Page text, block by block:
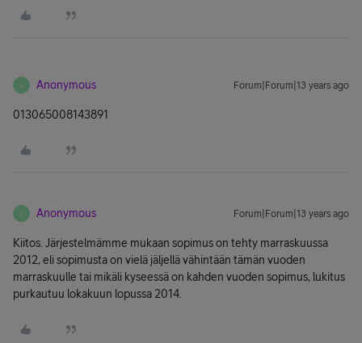
A Anonymous Forum|Forum|13 years ago
013065008143891
A Anonymous Forum|Forum|13 years ago
Kiitos. Järjestelmämme mukaan sopimus on tehty marraskuussa
2012, eli sopimusta on vielä jäljellä vähintään tämän vuoden
marraskuulle tai mikäli kyseessä on kahden vuoden sopimus, lukitus
purkautuu lokakuun lopussa 2014.